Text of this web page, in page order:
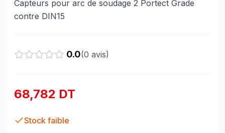
Capteurs pour arc de soudage 2 Portect Grade
contre DIN15
0.0(0 avis)
68,782 DT
Stock faible